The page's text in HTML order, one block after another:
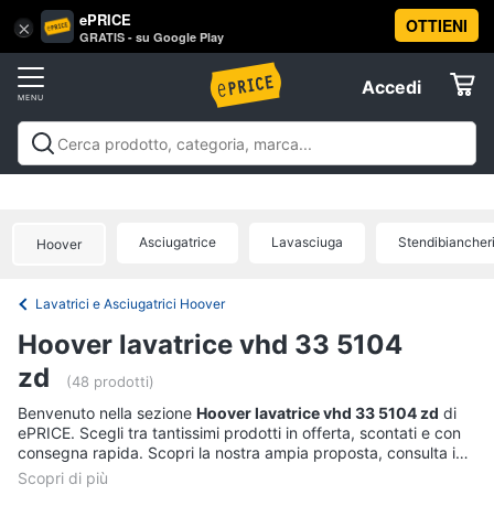
× ePRICE
GRATIS - su Google Play
OTTIENI
Accedi
Accedi
Registrati
Offerte
Tv
Home
Cinema
Vai
al
Hoover Asciugatrice Lavasciuga
Lavatrici e Asciugatrici Hoover
Hoover lavatrice vhd 33 5104
zd
(48 prodotti)
Benvenuto nella sezione Hoover lavatrice vhd 33 5104 zd di
ePRICE. Scegli tra tantissimi prodotti in offerta, scontati e con
consegna rapida. Scopri la nostra ampia proposta, consulta i
prezzi e acquista comodamente online.